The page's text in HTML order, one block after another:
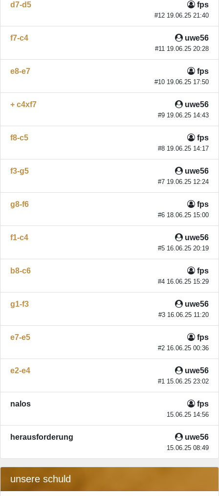
fps
#12 19.06.25 21:40
d7-d5
uwe56
#11 19.06.25 20:28
f7-c4
fps
#10 19.06.25 17:50
e8-e7
uwe56
#9 19.06.25 14:43
+ c4xf7
fps
#8 19.06.25 14:17
f8-c5
uwe56
#7 19.06.25 12:24
f3-g5
fps
#6 18.06.25 15:00
g8-f6
uwe56
#5 16.06.25 20:19
f1-c4
fps
#4 16.06.25 15:29
b8-c6
uwe56
#3 16.06.25 11:20
g1-f3
fps
#2 16.06.25 00:36
e7-e5
uwe56
#1 15.06.25 23:02
e2-e4
fps
15.06.25 14:56
nalos
uwe56
15.06.25 08:49
herausforderung
unsere schuld